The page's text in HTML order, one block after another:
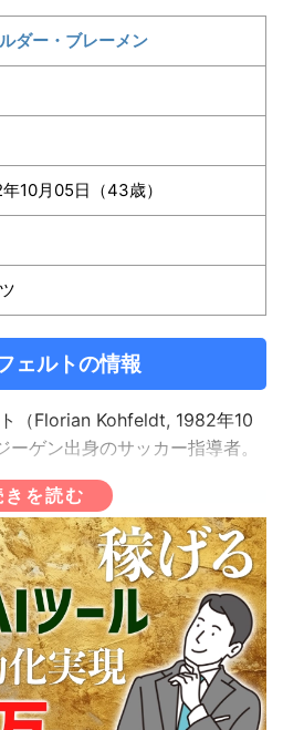
ダー・ブレーメン
10月05日（43歳）
ェルトの情報
（Florian Kohfeldt, 1982年10
ゲン出身のサッカー指導者。
のキャリアはなく、ブレーメン
とスポーツ学を学び、ドイツサ
センスを取得するためのコース
アマチュアチームのヴェルダ
め、トップチームの練習に駆り
試合などでゴールマウスを守